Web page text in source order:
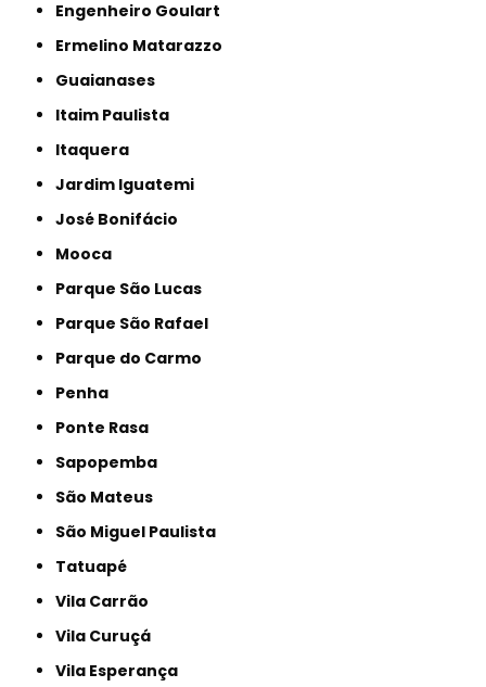
Engenheiro Goulart
Ermelino Matarazzo
Guaianases
Itaim Paulista
Itaquera
Jardim Iguatemi
José Bonifácio
Mooca
Parque São Lucas
Parque São Rafael
Parque do Carmo
Penha
Ponte Rasa
Sapopemba
São Mateus
São Miguel Paulista
Tatuapé
Vila Carrão
Vila Curuçá
Vila Esperança